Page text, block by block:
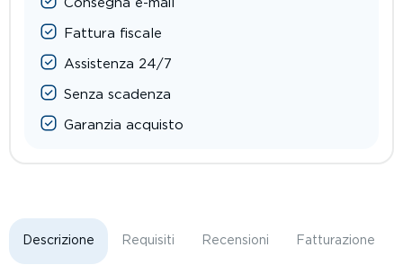
Consegna e-mail
Fattura fiscale
Assistenza 24/7
Senza scadenza
Garanzia acquisto
Descrizione Requisiti Recensioni Fatturazione